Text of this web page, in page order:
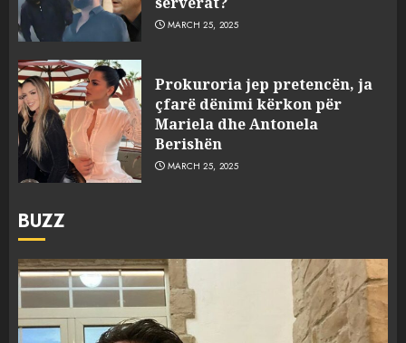
MARCH 25, 2025
Prokuroria jep pretencën, ja
çfarë dënimi kërkon për
Mariela dhe Antonela
Berishën
MARCH 25, 2025
BUZZ